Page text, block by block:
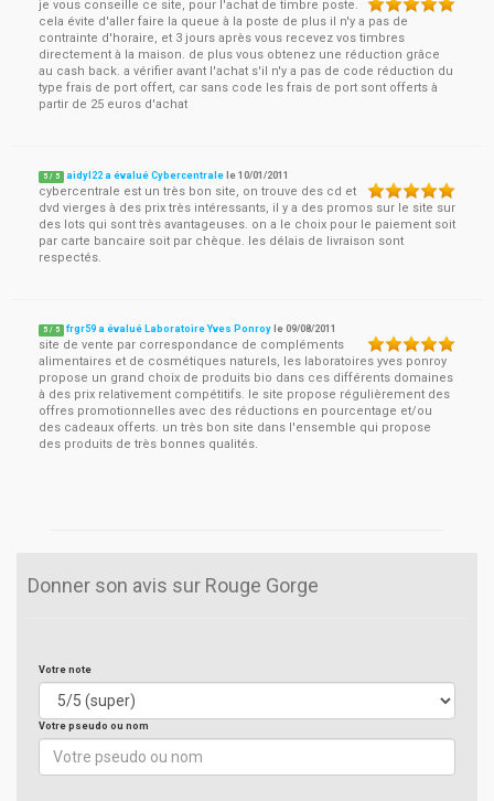
je vous conseille ce site, pour l'achat de timbre poste.
cela évite d'aller faire la queue à la poste de plus il n'y a pas de
contrainte d'horaire, et 3 jours après vous recevez vos timbres
directement à la maison. de plus vous obtenez une réduction grâce
au cash back. a vérifier avant l'achat s'il n'y a pas de code réduction du
type frais de port offert, car sans code les frais de port sont offerts à
partir de 25 euros d'achat
5 / 5 aidyl22 a évalué Cybercentrale le10/01/2011
cybercentrale est un très bon site, on trouve des cd et
dvd vierges à des prix très intéressants, il y a des promos sur le site sur
des lots qui sont très avantageuses. on a le choix pour le paiement soit
par carte bancaire soit par chèque. les délais de livraison sont
respectés.
5 / 5 frgr59 a évalué Laboratoire Yves Ponroy le09/08/2011
site de vente par correspondance de compléments
alimentaires et de cosmétiques naturels, les laboratoires yves ponroy
propose un grand choix de produits bio dans ces différents domaines
à des prix relativement compétitifs. le site propose régulièrement des
offres promotionnelles avec des réductions en pourcentage et/ou
des cadeaux offerts. un très bon site dans l'ensemble qui propose
des produits de très bonnes qualités.
Donner son avis sur Rouge Gorge
Votre note
Votre pseudo ou nom